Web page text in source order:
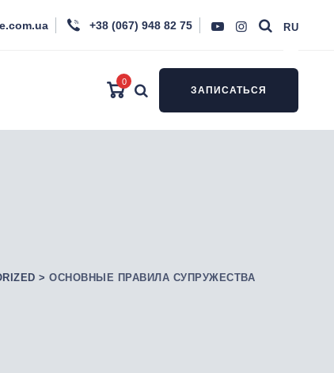
+38 (067) 948 82 75 RU
0
ЗАПИСАТЬСЯ
> ОСНОВНЫЕ ПРАВИЛА СУПРУЖЕСТВА